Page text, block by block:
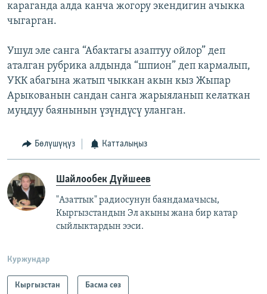
караганда алда канча жогору экендигин ачыкка
чыгарган.
Ушул эле санга “Абактагы азаптуу ойлор” деп
аталган рубрика алдында “шпион” деп кармалып,
УКК абагына жатып чыккан акын кыз Жыпар
Арыкованын сандан санга жарыяланып келаткан
муңдуу баянынын үзүндүсү уланган.
Бөлүшүңүз Катталыңыз
Шайлообек Дүйшеев
"Азаттык" радиосунун баяндамачысы,
Кыргызстандын Эл акыны жана бир катар
сыйлыктардын ээси.
Куржундар
Кыргызстан Басма сөз